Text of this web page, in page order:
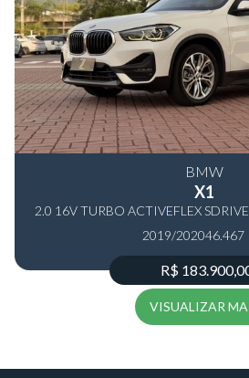
BMW
X1
2.0 16V TURBO ACTIVEFLEX
2019/202046.467
R$
VISUALIZAR